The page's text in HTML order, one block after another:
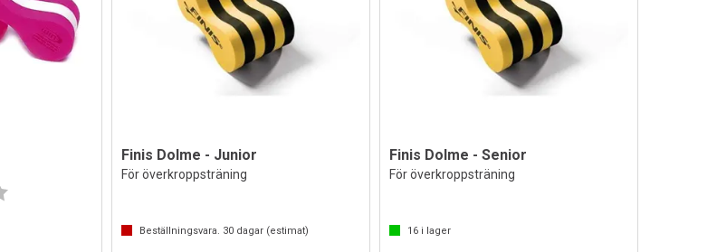
Finis Dolme - Junior
För överkroppsträning
Beställningsvara. 30 dagar (estimat)
Finis Dolme - Senior
För överkroppsträning
16 i lager